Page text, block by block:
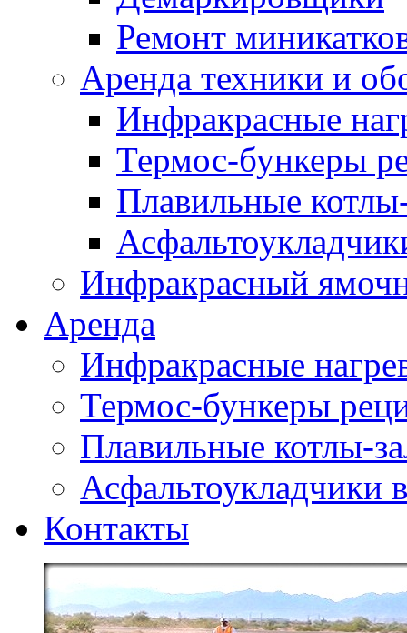
Ремонт
Аренда техники и
Инфракрасные
Термос-бункеры
Плавильные
Инфракрасный
Аренда
Инфракрасные
Термос-бункеры
Плавильные котлы-
Асфальтоукладчики
Контакты